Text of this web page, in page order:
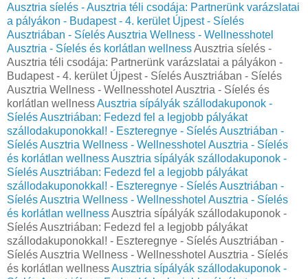
Ausztria síelés - Ausztria téli csodája: Partnerünk varázslatai
a pályákon - Budapest - 4. kerület Újpest - Síelés
Ausztriában - Síelés Ausztria Wellness - Wellnesshotel
Ausztria - Síelés és korlátlan wellnessAusztria síelés -
Ausztria téli csodája: Partnerünk varázslatai a pályákon -
Budapest - 4. kerület Újpest - Síelés Ausztriában - Síelés
Ausztria Wellness - Wellnesshotel Ausztria - Síelés és
korlátlan wellnessAusztria sípályák szállodakuponok -
Síelés Ausztriában: Fedezd fel a legjobb pályákat
szállodakuponokkal! - Eszteregnye - Síelés Ausztriában -
Síelés Ausztria Wellness - Wellnesshotel Ausztria - Síelés
és korlátlan wellnessAusztria sípályák szállodakuponok -
Síelés Ausztriában: Fedezd fel a legjobb pályákat
szállodakuponokkal! - Eszteregnye - Síelés Ausztriában -
Síelés Ausztria Wellness - Wellnesshotel Ausztria - Síelés
és korlátlan wellnessAusztria sípályák szállodakuponok -
Síelés Ausztriában: Fedezd fel a legjobb pályákat
szállodakuponokkal! - Eszteregnye - Síelés Ausztriában -
Síelés Ausztria Wellness - Wellnesshotel Ausztria - Síelés
és korlátlan wellnessAusztria sípályák szállodakuponok -